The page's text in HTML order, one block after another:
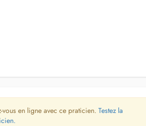
vous en ligne avec ce praticien. Testez la